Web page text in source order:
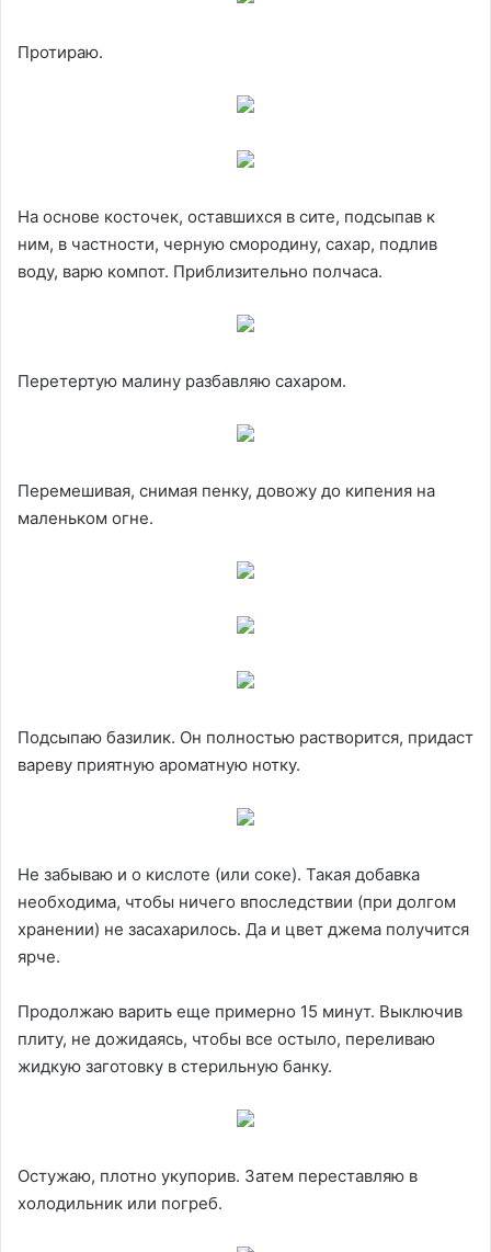
Протираю.
На основе косточек, оставшихся в сите, подсыпав к
ним, в частности, черную смородину, сахар, подлив
воду, варю компот. Приблизительно полчаса.
Перетертую малину разбавляю сахаром.
Перемешивая, снимая пенку, довожу до кипения на
маленьком огне.
Подсыпаю базилик. Он полностью растворится, придаст
вареву приятную ароматную нотку.
Не забываю и о кислоте (или соке). Такая добавка
необходима, чтобы ничего впоследствии (при долгом
хранении) не засахарилось. Да и цвет джема получится
ярче.
Продолжаю варить еще примерно 15 минут. Выключив
плиту, не дожидаясь, чтобы все остыло, переливаю
жидкую заготовку в стерильную банку.
Остужаю, плотно укупорив. Затем переставляю в
холодильник или погреб.